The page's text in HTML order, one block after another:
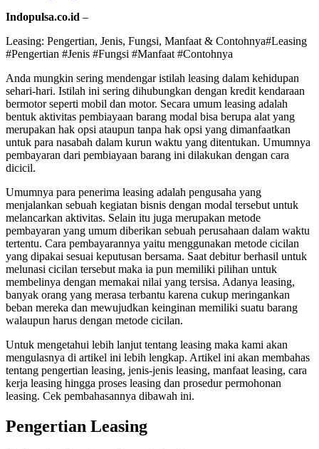
Indopulsa.co.id –
Leasing: Pengertian, Jenis, Fungsi, Manfaat & Contohnya#Leasing
#Pengertian #Jenis #Fungsi #Manfaat #Contohnya
Anda mungkin sering mendengar istilah leasing dalam kehidupan
sehari-hari. Istilah ini sering dihubungkan dengan kredit kendaraan
bermotor seperti mobil dan motor. Secara umum leasing adalah
bentuk aktivitas pembiayaan barang modal bisa berupa alat yang
merupakan hak opsi ataupun tanpa hak opsi yang dimanfaatkan
untuk para nasabah dalam kurun waktu yang ditentukan. Umumnya
pembayaran dari pembiayaan barang ini dilakukan dengan cara
dicicil.
Umumnya para penerima leasing adalah pengusaha yang
menjalankan sebuah kegiatan bisnis dengan modal tersebut untuk
melancarkan aktivitas. Selain itu juga merupakan metode
pembayaran yang umum diberikan sebuah perusahaan dalam waktu
tertentu. Cara pembayarannya yaitu menggunakan metode cicilan
yang dipakai sesuai keputusan bersama. Saat debitur berhasil untuk
melunasi cicilan tersebut maka ia pun memiliki pilihan untuk
membelinya dengan memakai nilai yang tersisa. Adanya leasing,
banyak orang yang merasa terbantu karena cukup meringankan
beban mereka dan mewujudkan keinginan memiliki suatu barang
walaupun harus dengan metode cicilan.
Untuk mengetahui lebih lanjut tentang leasing maka kami akan
mengulasnya di artikel ini lebih lengkap. Artikel ini akan membahas
tentang pengertian leasing, jenis-jenis leasing, manfaat leasing, cara
kerja leasing hingga proses leasing dan prosedur permohonan
leasing. Cek pembahasannya dibawah ini.
Pengertian Leasing